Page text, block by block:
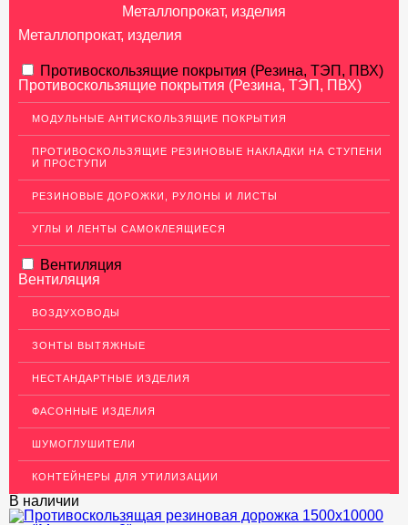
Металлопрокат, изделия
Металлопрокат, изделия
АЛЮМИНИЕВЫЙ ПРОКАТ
НЕРЖАВЕЮЩАЯ СТАЛЬ
МЕДНЫЙ ПРОКАТ
ЛАТУННЫЙ ПРОКАТ
ДЕКОР НЕРЖАВЕЙКА
ОГРАЖДЕНИЯ ДЛЯ ЛЕСТНИЦ
ЭЛЕКТРОДЫ
ДЕКОРАТИВНЫЙ УГОЛОК
МЕТАЛЛИЧЕСКИЕ ПОРОГИ НАПОЛЬНЫЕ (ДЛЯ ПОЛА),
РАСКЛАДКА, ПЛИНТУС
ПОТОЛКИ
АКЦИИ
НЕДОРОГОЙ МЕТАЛЛОПРОКАТ
Противоскользящие покрытия (Резина, ТЭП, ПВХ)
Противоскользящие покрытия (Резина, ТЭП, ПВХ)
МОДУЛЬНЫЕ АНТИСКОЛЬЗЯЩИЕ ПОКРЫТИЯ
ПРОТИВОСКОЛЬЗЯЩИЕ РЕЗИНОВЫЕ НАКЛАДКИ НА СТУПЕНИ
И ПРОСТУПИ
РЕЗИНОВЫЕ ДОРОЖКИ, РУЛОНЫ И ЛИСТЫ
УГЛЫ И ЛЕНТЫ САМОКЛЕЯЩИЕСЯ
Вентиляция
Вентиляция
ВОЗДУХОВОДЫ
ЗОНТЫ ВЫТЯЖНЫЕ
НЕСТАНДАРТНЫЕ ИЗДЕЛИЯ
ФАСОННЫЕ ИЗДЕЛИЯ
ШУМОГЛУШИТЕЛИ
КОНТЕЙНЕРЫ ДЛЯ УТИЛИЗАЦИИ
В наличии